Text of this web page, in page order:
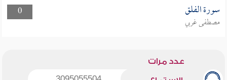
0
سورة الفلق
مصطفى غربي
عدد مرات